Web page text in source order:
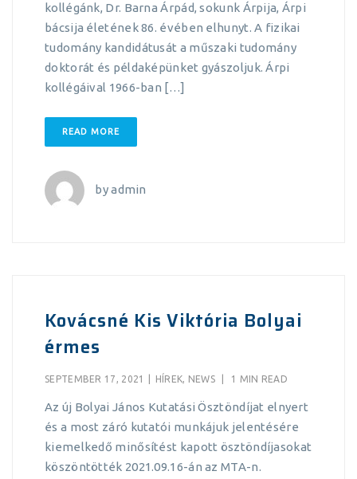
kollégánk, Dr. Barna Árpád, sokunk Árpija, Árpi
bácsija életének 86. évében elhunyt. A fizikai
tudomány kandidátusát a műszaki tudomány
doktorát és példaképünket gyászoljuk. Árpi
kollégáival 1966-ban […]
READ MORE
byadmin
Kovácsné Kis Viktória Bolyai
érmes
SEPTEMBER 17, 2021 HÍREK, NEWS 1 MIN READ
Az új Bolyai János Kutatási Ösztöndíjat elnyert
és a most záró kutatói munkájuk jelentésére
kiemelkedő minősítést kapott ösztöndíjasokat
köszöntötték 2021.09.16-án az MTA-n.